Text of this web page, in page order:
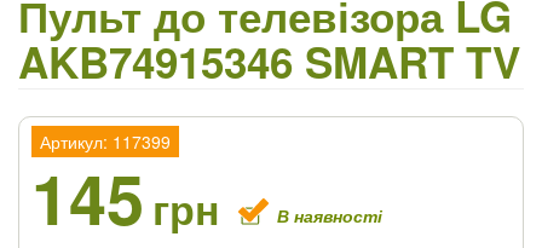
Пульт до телевізора LG
AKB74915346 SMART TV
Артикул: 117399
145 грн В наявності